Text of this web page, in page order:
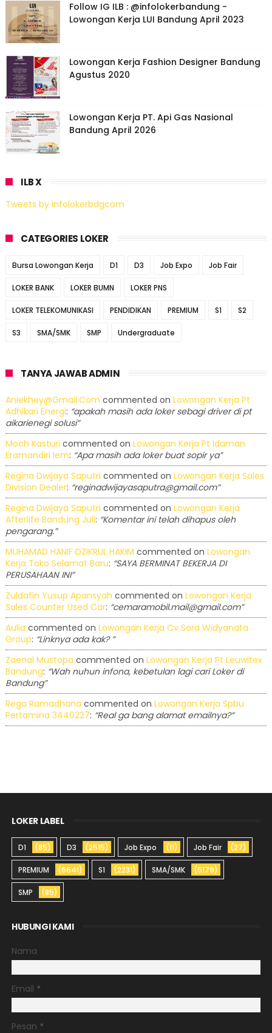
Follow IG ILB : @infolokerbandung -
Lowongan Kerja LUI Bandung April 2023
Lowongan Kerja Fashion Designer Bandung
Agustus 2020
Lowongan Kerja PT. Api Gas Nasional
Bandung April 2026
ILB X
Tweets by infolokerbdgcom
CATEGORIES LOKER
Bursa Lowongan Kerja D1 D3 Job Expo Job Fair
LOKER BANK LOKER BUMN LOKER PNS
LOKER TELEKOMUNIKASI PENDIDIKAN PREMIUM S1 S2
S3 SMA/SMK SMP Undergraduate
TANYA JAWAB ADMIN
Aniekhey@gmail.com commented on Lowongan Kerja Pt
Adhikari Energi: “apakah masih ada loker sebagi driver di pt
aikarienegi solusi”
Moch Kasturi commented on Lowongan Kerja Pt Idaman
Eramandiri Iem: “Apa masih ada loker buat sopir ya”
Regina Dwijaya Saputri commented on Lowongan Kerja Sales
Division Dealer: “reginadwijayasaputra@gmail.com”
Regina Dwijaya Saputri commented on Lowongan Kerja
Afterlife Bandung Juli: “Komentar ini telah dihapus oleh
pengarang.”
MUHAMAD HANIF DZIKRUL HAKIM commented on Lowongan
Kerja Toko Selamat Baru: “SAYA BERMINAT BEKERJA DI
PERUSAHAAN INI”
Zuldafin Yusup Apansyah commented on Lowongan Kerja
Sales Counter Used Car: “cemaramobil.mail@gmail.com”
Aulia commented on Lowongan Kerja Cv Sora Widyanata
Group: “Linknya ada kak? ”
Zaenal Mustopa commented on Lowongan Kerja Pt Leuwitex
Bandung: “Wah nuhun infona, kebetulan lagi cari Loker di
Bandung”
Rega Ramadhana commented on Lowongan Kerja Spbu
Pertamina 3440227: “Real ga bang alamat emailnya?”
LOKER LABEL
D1 (85) D3 (2515) Job Expo (11) Job Fair (27)
PREMIUM (6641) S1 (2231) SMA/SMK (5179)
SMP (85)
HUBUNGI KAMI
Nama
Email *
Pesan *